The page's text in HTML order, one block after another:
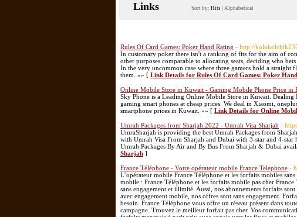
Links Sort by: Hits Alphabetical
Rules Of Card Games: Poker Hand Rating - http://
In customary poker there isn't a ranking of fits for the aim of
other purposes comparable to allocating seats, deciding who
In the very uncommon case where three gamers hold a
them. »» [ Link Details for Rules Of Card Games: Poker
Online Mobile Store in Kuwait - Gaming Mobile Phone Price in
Sky Phone is a Leading Online Mobile Store in Kuwait. Dealing
gaming smart phones at cheap prices. We deal in Xiaomi,
smartphone prices in Kuwait. »» [ Link Details for Online
Umrah Packages from Sharjah 2022 - Umrah Visa Sharjah -
UmraSharjah is providing the best Umrah Packages from
with Umrah Visa From Sharjah and Dubai with 3-star and 4-
Umrah Packages By Air and By Bus From Sharjah & Dubai
Sharjah ]
France Téléphone - Votre opérateur mobile France Telephone -
L’opérateur mobile France Téléphone et les forfaits mobiles
mobile : France Téléphone et les forfaits mobile pas cher
sans engagement et illimité. Aussi, nos abonnements forfaits
avec engagement mobile, nos offres sont sans engagement.
besoin. France Téléphone vous offre un réseau présent dans
campagne. Trouvez le meilleur forfait pas cher. Vos